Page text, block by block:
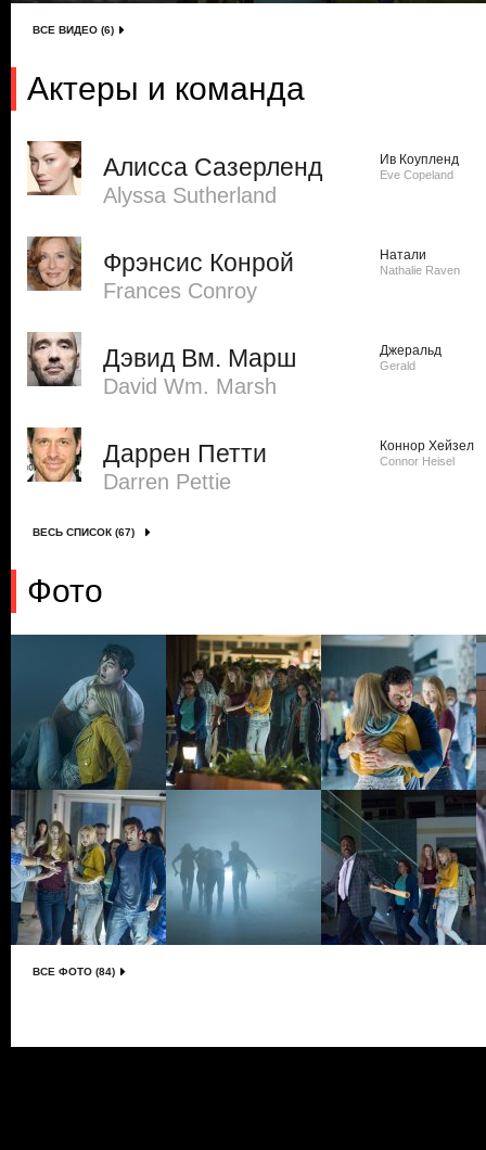
ВСЕ ВИДЕО (6)
Актеры и команда
Алисса Сазерленд
Alyssa Sutherland
Ив Коупленд
Eve Copeland
Фрэнсис Конрой
Frances Conroy
Натали
Nathalie Raven
Дэвид Вм. Марш
David Wm. Marsh
Джеральд
Gerald
Даррен Петти
Darren Pettie
Коннор Хейзел
Connor Heisel
ВЕСЬ СПИСОК (67)
Фото
ВСЕ ФОТО (84)